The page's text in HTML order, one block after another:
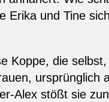
Erika und Tine
Koppe, die
Alex stößt sie